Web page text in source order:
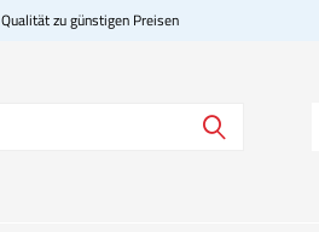
Qualität zu günstigen Preisen